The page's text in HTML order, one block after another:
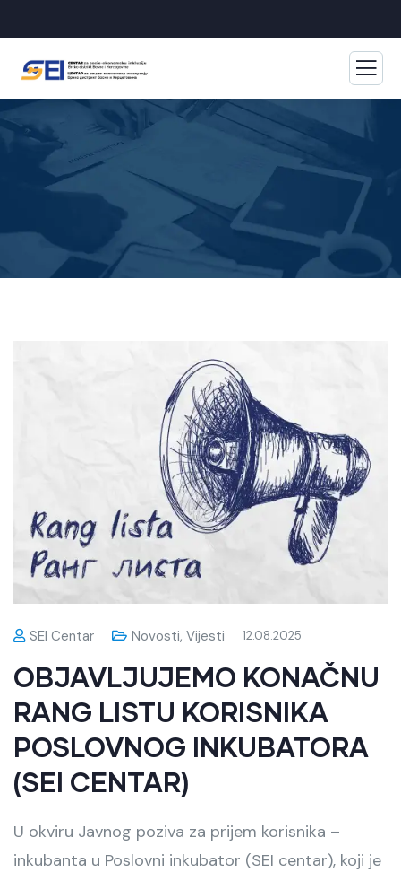
SEI Centar Novosti, Vijesti 12.08.2025
OBJAVLJUJEMO KONAČNU
RANG LISTU KORISNIKA
POSLOVNOG INKUBATORA
(SEI CENTAR)
U okviru Javnog poziva za prijem korisnika –
inkubanta u Poslovni inkubator (SEI centar), koji je